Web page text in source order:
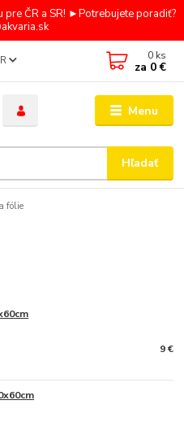
pre ČR a SR! ►Potrebujete poradiť?
Menu
Hľadať
0 ks
za 0 €
fólie
9 €